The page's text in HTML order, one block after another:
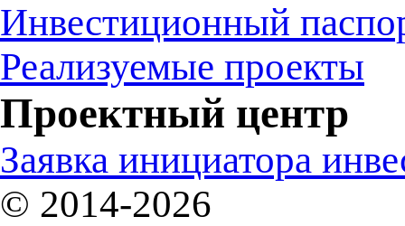
Инвестиционный
Реализуемые проекты
Проектный центр
Заявка инициатора
© 2014-2026